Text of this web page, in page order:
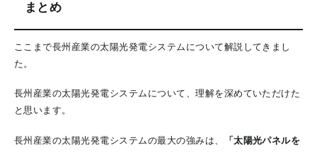
まとめ
ここまで長州産業の太陽光発電システムについて解説してきまし
た。
長州産業の太陽光発電システムについて、理解を深めていただけた
と思います。
長州産業の太陽光発電システムの最大の強みは、
「太陽光パネルを